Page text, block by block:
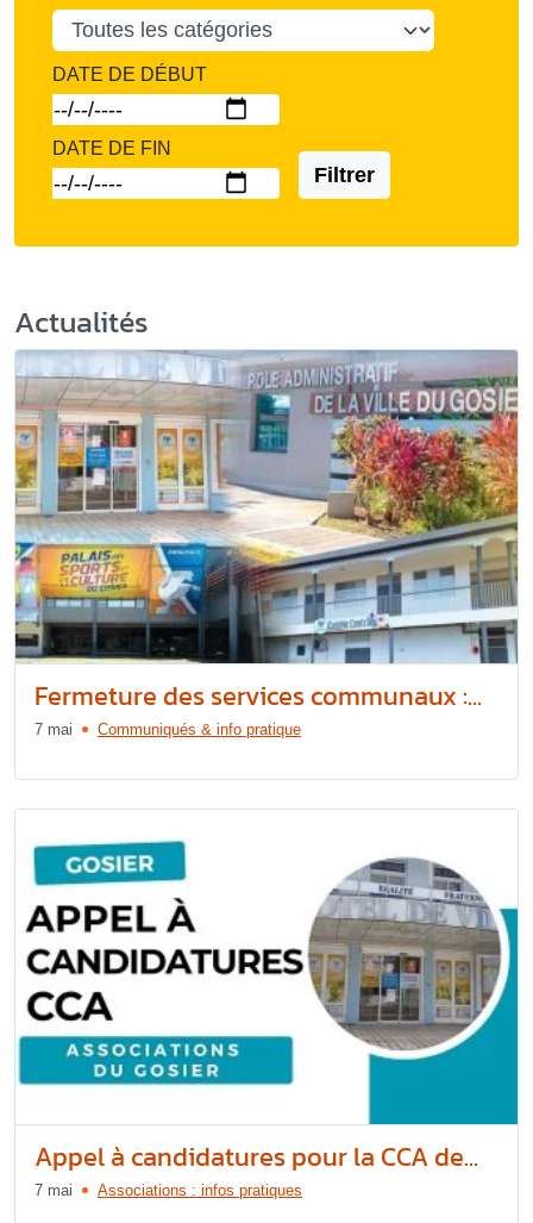
DATE DE DÉBUT
DATE DE FIN
Filtrer
Actualités
Fermeture des services communaux :...
7 mai Communiqués & info pratique
Appel à candidatures pour la CCA de...
7 mai Associations : infos pratiques